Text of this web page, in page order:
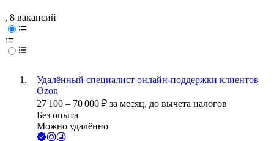
, 8 вакансий
Удалённый специалист онлайн-поддержки клиентов
Ozon
27 100 – 70 000 ₽ за месяц, до вычета налогов
Без опыта
Можно удалённо